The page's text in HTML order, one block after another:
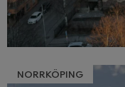
NORRKÖPING